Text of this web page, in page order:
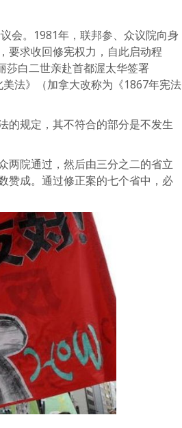
会。1981年，联邦参、众议院向身
要求收回修宪权力，自此启动程
莎白二世亲赴首都渥太华签署
法》（加拿大改称为《1867年宪法
的规定，其不符合的部分是不发生
两院通过，然后由三分之二的省立
赞成。通过修正案的七个省中，必